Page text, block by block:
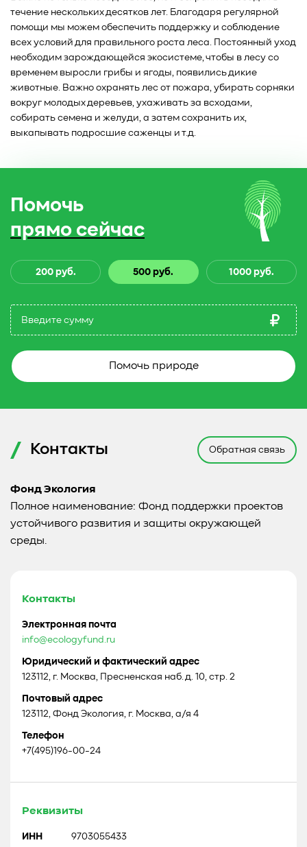
течение нескольких десятков лет. Благодаря регулярной
помощи мы можем обеспечить поддержку и соблюдение
всех условий для правильного роста леса. Постоянный уход
необходим зарождающейся экосистеме, чтобы в лесу со
временем выросли грибы и ягоды, появились дикие
животные. Важно охранять лес от пожара, убирать сорняки
вокруг молодых деревьев, ухаживать за всходами,
собирать семена и желуди, а затем сохранить их,
выкапывать подросшие саженцы и т.д.
Помочь
прямо сейчас
200 руб. 500 руб. 1000 руб.
Помочь природе
Контакты Обратная связь
Фонд Экология
Полное наименование: Фонд поддержки проектов
устойчивого развития и защиты окружающей
среды.
Контакты
Электронная почта
info@ecologyfund.ru
Юридический и фактический адрес
123112, г. Москва, Пресненская наб. д. 10, стр. 2
Почтовый адрес
123112, Фонд Экология, г. Москва, а/я 4
Телефон
+7(495)196-00-24
Реквизиты
ИНН 9703055433